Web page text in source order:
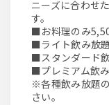
ニーズに合わせた3種類の飲み放題もご用意しておりま
す。
■お料理のみ
■ライト飲み放
■スタンダード
■プレミアム飲
※各種飲み放題
さい。